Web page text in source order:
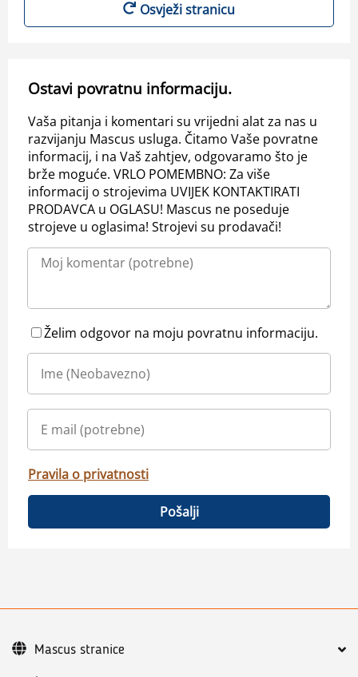
Osvježi stranicu
Ostavi povratnu informaciju.
Vaša pitanja i komentari su vrijedni alat za nas u
razvijanju Mascus usluga. Čitamo Vaše povratne
informacij, i na Vaš zahtjev, odgovaramo što je
brže moguće. VRLO POMEMBNO: Za više
informacij o strojevima UVIJEK KONTAKTIRATI
PRODAVCA u OGLASU! Mascus ne poseduje
strojeve u oglasima! Strojevi su prodavači!
Želim odgovor na moju povratnu informaciju.
Pravila o privatnosti
Pošalji
Mascus stranice